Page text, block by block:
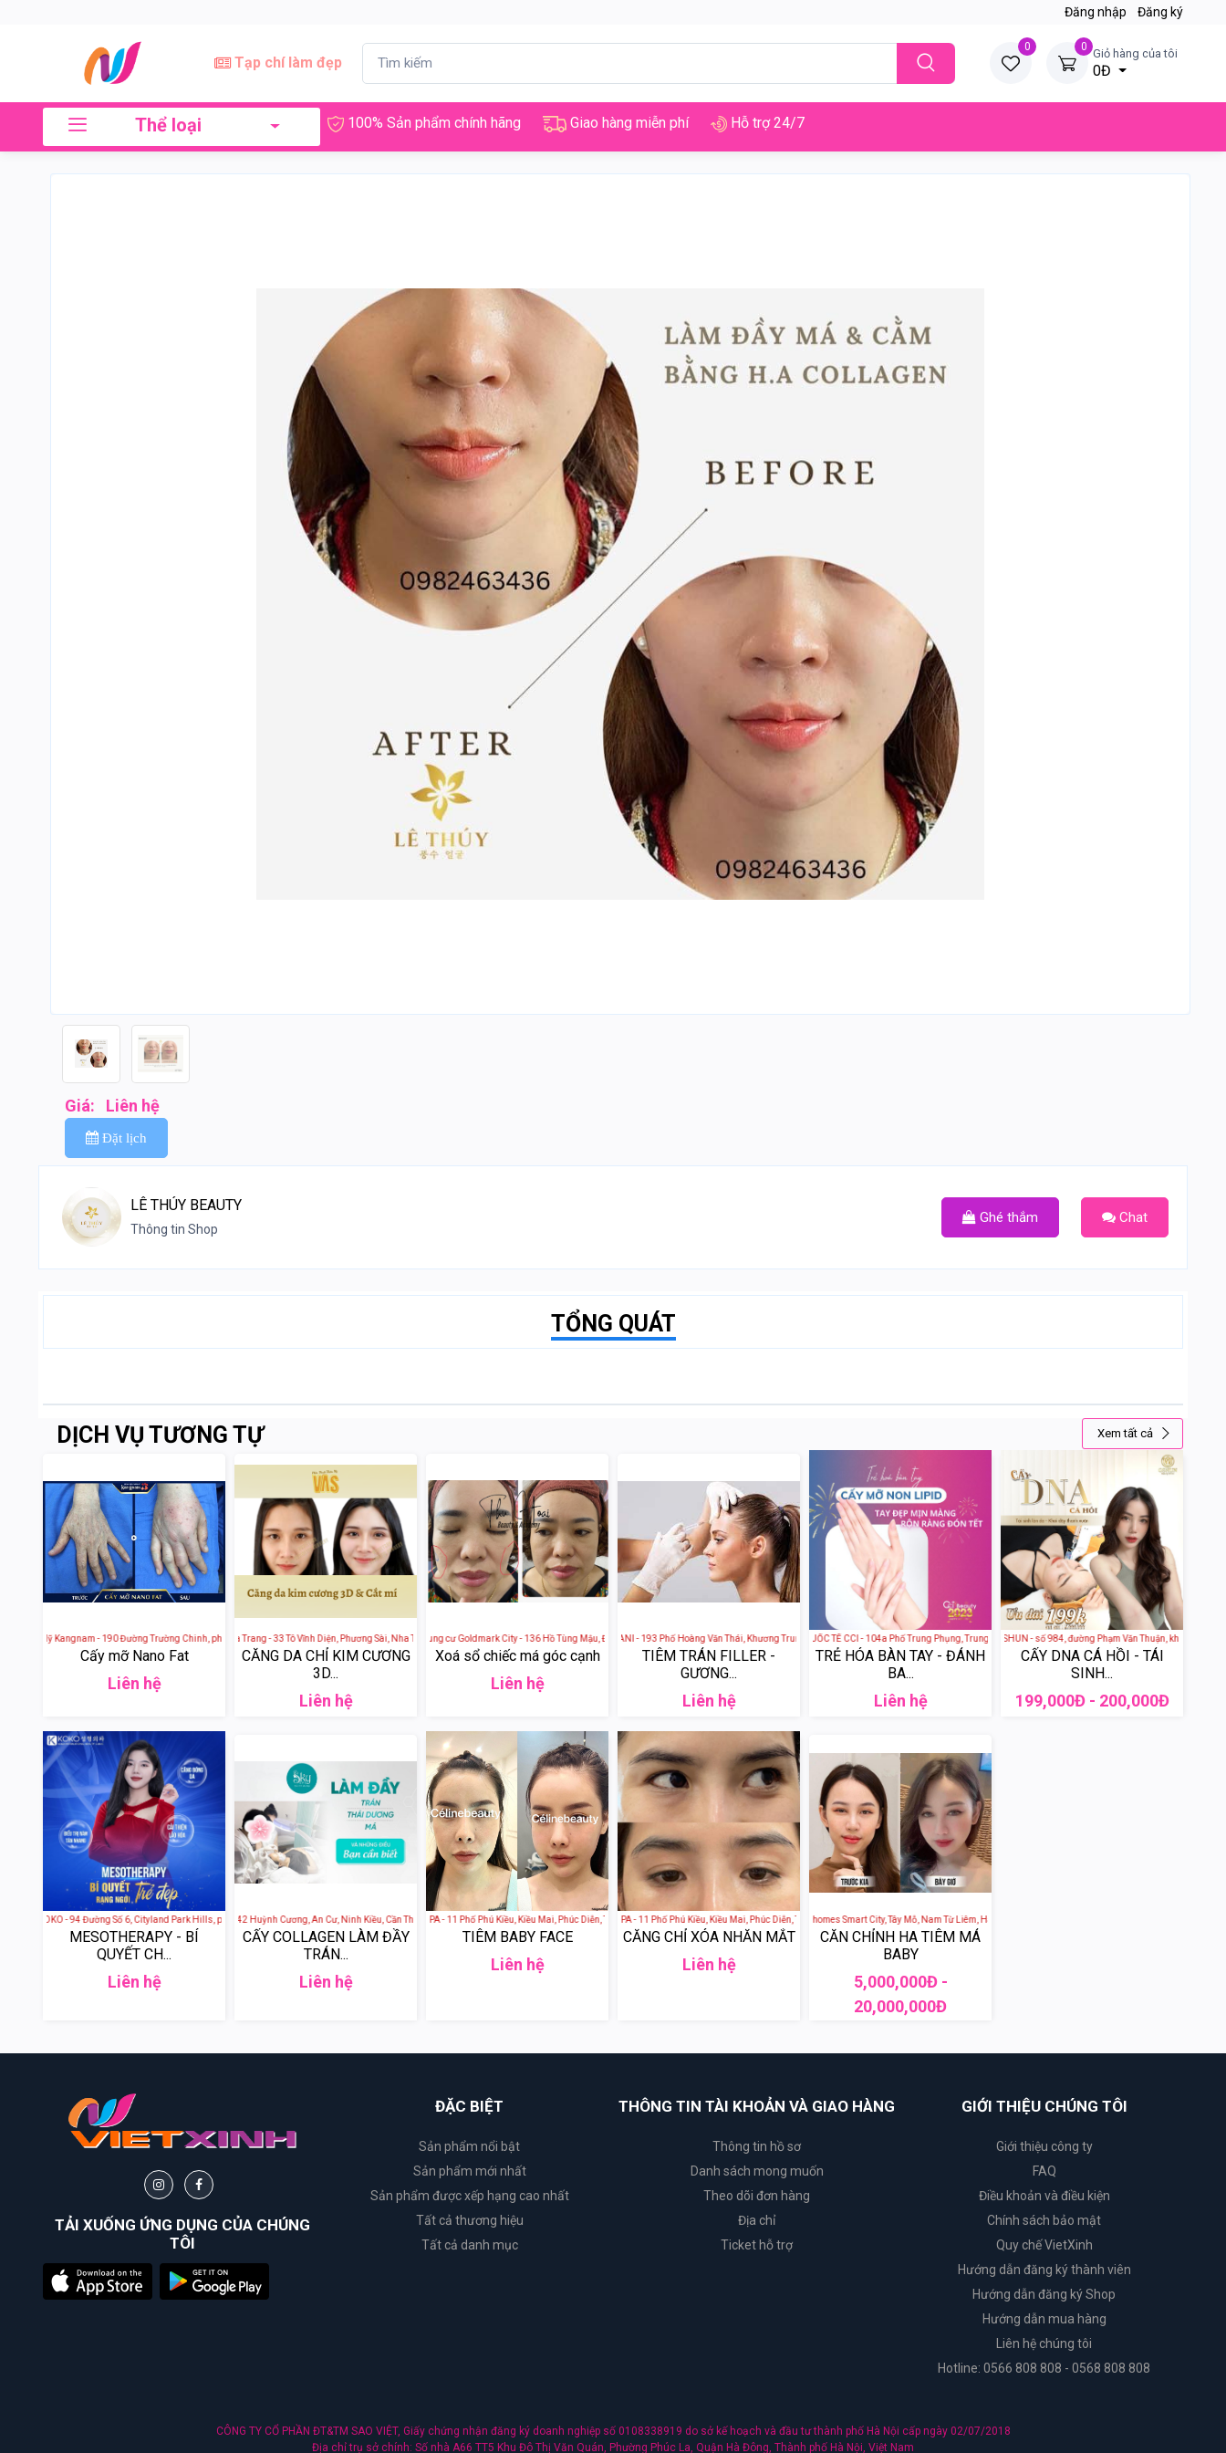
Đăng nhập Đăng ký
Tạp chí làm đẹp
0 0 Giỏ hàng của tôi
0Đ
Thể loại 100% Sản phẩm chính hãng Giao hàng miễn phí Hỗ trợ 24/7
Giá: Liên hệ
Đặt lịch
LÊ THÚY BEAUTY
Thông tin Shop
Ghé thắm Chat
TỔNG QUÁT
DỊCH VỤ TƯƠNG TỰ Xem tất cả
Thẩm Mỹ Kangnam - 190 Đường Trường Chinh, phường Khương Thượng, quận Đống Đa, Hà Nội, Việt Nam
Cấy mỡ Nano Fat
Liên hệ
Thẩm Mỹ Viện Nha Trang - 33 Tô Vĩnh Diện, Phương Sài, Nha Trang, Khánh Hòa, Việt Nam
CĂNG DA CHỈ KIM CƯƠNG
3D...
Liên hệ
Thu Hoài Spa - Chung cư Goldmark City - 136 Hồ Tùng Mậu, Đường Hồ Tùng Mậu, Goldmark City, Phú Diễn, Bắc Từ Liêm, Hà Nội, Việt Nam
Xoá sổ chiếc má góc cạnh
Liên hệ
THẨM MỸ VIỆN LANI - 193 Phố Hoàng Văn Thái, Khương Trung, Thanh Xuân, Hà Nội, Việt Nam
TIÊM TRÁN FILLER -
GƯƠNG...
Liên hệ
THẨM MỸ VIỆN QUỐC TẾ CCI - 104a Phố Trung Phụng, Trung Phụng, Đống Đa, Hà Nội, Việt Nam
TRẺ HÓA BÀN TAY - ĐÁNH
BA...
Liên hệ
THẨM MỸ VIỆN OSHUN - số 984, đường Phạm Văn Thuận, khu phố 1,
CẤY DNA CÁ HỒI - TÁI
SINH...
199,000Đ - 200,000Đ
VIỆN KOKO - 94 Đường Số 6, Cityland Park Hills, phường 10, Gò Vấp, Thành phố Hồ Chí Minh, Việt Nam
MESOTHERAPY - BÍ
QUYẾT CH...
Liên hệ
BEAUTY SKY SPA - 42 Huỳnh Cương, An Cư, Ninh Kiều, Cần Thơ, Việt Nam
CẤY COLLAGEN LÀM ĐẦY
TRÁN...
Liên hệ
CÉLINE BEAUTY SPA - 11 Phố Phú Kiều, Kiều Mai, Phúc Diễn, Từ Liêm, Hà Nội, Việt Nam
TIÊM BABY FACE
Liên hệ
CÉLINE BEAUTY SPA - 11 Phố Phú Kiều, Kiều Mai, Phúc Diễn, Từ Liêm, Hà Nội, Việt Nam
CĂNG CHỈ XÓA NHĂN MẮT
Liên hệ
SPA HỒ THỦY - Vinhomes Smart City, Tây Mỗ, Nam Từ Liêm, Hà Nội, Việt Nam
CĂN CHỈNH HA TIÊM MÁ
BABY
5,000,000Đ -
20,000,000Đ
TẢI XUỐNG ỨNG DỤNG CỦA CHÚNG
TÔI
ĐẶC BIỆT
Sản phẩm nổi bật
Sản phẩm mới nhất
Sản phẩm được xếp hạng cao nhất
Tất cả thương hiệu
Tất cả danh mục
THÔNG TIN TÀI KHOẢN VÀ GIAO HÀNG
Thông tin hồ sơ
Danh sách mong muốn
Theo dõi đơn hàng
Địa chỉ
Ticket hỗ trợ
GIỚI THIỆU CHÚNG TÔI
Giới thiệu công ty
FAQ
Điều khoản và điều kiện
Chính sách bảo mật
Quy chế VietXinh
Hướng dẫn đăng ký thành viên
Hướng dẫn đăng ký Shop
Hướng dẫn mua hàng
Liên hệ chúng tôi
Hotline: 0566 808 808 - 0568 808 808
CÔNG TY CỔ PHẦN ĐT&TM SAO VIỆT, Giấy chứng nhận đăng ký doanh nghiệp số 0108338919 do sở kế hoạch và đầu tư thành phố Hà Nội cấp ngày 02/07/2018
Địa chỉ trụ sở chính: Số nhà A66 TT5 Khu Đô Thị Văn Quán, Phường Phúc La, Quận Hà Đông, Thành phố Hà Nội, Việt Nam